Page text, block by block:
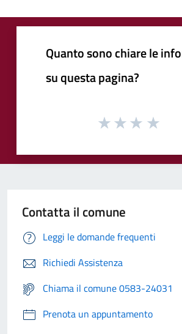
Quanto sono chiare le
su questa pagina?
Contatta il comune
Leggi le domande frequenti
Richiedi Assistenza
Chiama il comune 0583-24031
Prenota un appuntamento